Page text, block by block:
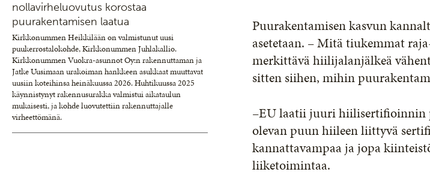
nollavirheluovutus korostaa
puurakentamisen laatua
Kirkkonummen Heikkilään on valmistunut uusi
puukerrostalokohde, Kirkkonummen Juhlakallio.
Kirkkonummen Vuokra-asunnot Oy:n rakennuttaman ja
Jatke Uusimaan urakoiman hankkeen asukkaat muuttavat
uusiin koteihinsa heinäkuussa 2026. Huhtikuussa 2025
käynnistynyt rakennusurakka valmistui aikataulun
mukaisesti, ja kohde luovutettiin rakennuttajalle
virheettömänä.
Puurakentamisen kasvun
asetetaan. – Mitä tiukemmat
merkittävä hiilijalanjälkeä
sitten siihen, mihin
–EU laatii juuri hiilisertifioinnin
olevan puun hiileen liittyvä
kannattavampaa ja jopa
liiketoimintaa.